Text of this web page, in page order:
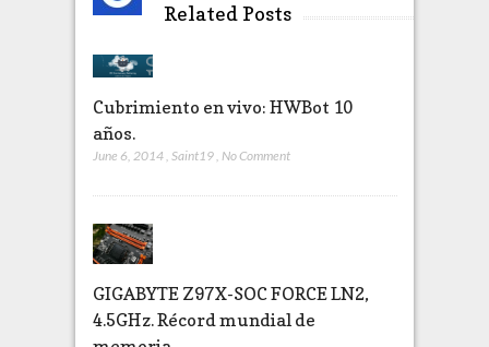
Related Posts
Cubrimiento en vivo: HWBot 10
años.
June 6, 2014, Saint19, No Comment
GIGABYTE Z97X-SOC FORCE LN2,
4.5GHz. Récord mundial de